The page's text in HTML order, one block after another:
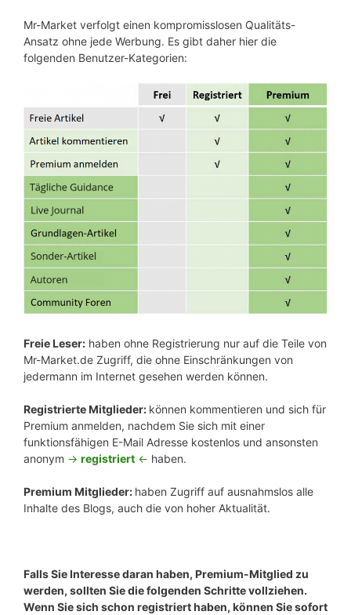
Mr-Market verfolgt einen kompromisslosen Qualitäts-
Ansatz ohne jede Werbung. Es gibt daher hier die
folgenden Benutzer-Kategorien:
Freie Leser: haben ohne Registrierung nur auf die Teile von
Mr-Market.de Zugriff, die ohne Einschränkungen von
jedermann im Internet gesehen werden können.
Registrierte Mitglieder: können kommentieren und sich für
Premium anmelden, nachdem Sie sich mit einer
funktionsfähigen E-Mail Adresse kostenlos und ansonsten
anonym -> registriert <- haben.
Premium Mitglieder: haben Zugriff auf ausnahmslos alle
Inhalte des Blogs, auch die von hoher Aktualität.
Falls Sie Interesse daran haben, Premium-Mitglied zu
werden, sollten Sie die folgenden Schritte vollziehen.
Wenn Sie sich schon registriert haben, können Sie sofort